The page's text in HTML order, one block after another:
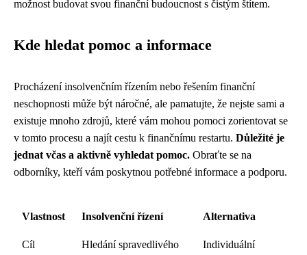
možnost budovat svou finanční budoucnost s čistým štítem.
Kde hledat pomoc a informace
Procházení insolvenčním řízením nebo řešením finanční
neschopnosti může být náročné, ale pamatujte, že nejste sami a
existuje mnoho zdrojů, které vám mohou pomoci zorientovat se
v tomto procesu a najít cestu k finančnímu restartu. Důležité je
jednat včas a aktivně vyhledat pomoc. Obraťte se na
odborníky, kteří vám poskytnou potřebné informace a podporu.
Vlastnost Insolvenční řízení Alternativa
Cíl
Hledání spravedlivého
Individuální